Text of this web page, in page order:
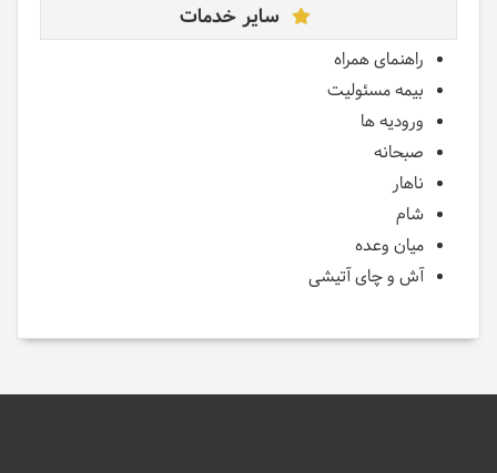
سایر خدمات
راهنمای همراه
بیمه مسئولیت
ورودیه ها
صبحانه
ناهار
شام
میان وعده
آش و چای آتیشی